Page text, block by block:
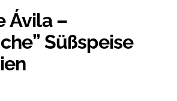
Ávila –
Süßspeise